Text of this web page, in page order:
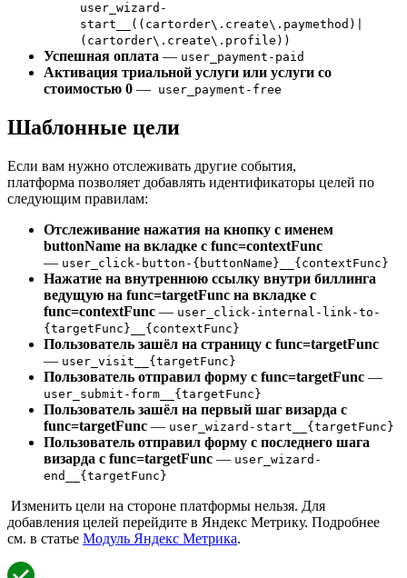
user_wizard-
start__((cartorder\.create\.paymethod)|
(cartorder\.create\.profile))
Успешная оплата — user_payment-paid
Активация триальной услуги или услуги со
стоимостью 0 — user_payment-free
Шаблонные цели
Если вам нужно отслеживать другие события,
платформа позволяет добавлять идентификаторы целей по
следующим правилам:
Отслеживание нажатия на кнопку с именем
buttonName на вкладке с func=contextFunc
— user_click-button-{buttonName}__{contextFunc}
Нажатие на внутреннюю ссылку внутри биллинга
ведущую на func=targetFunc на вкладке с
func=contextFunc — user_click-internal-link-to-
{targetFunc}__{contextFunc}
Пользователь зашёл на страницу с func=targetFunc
— user_visit__{targetFunc}
Пользователь отправил форму с func=targetFunc —
user_submit-form__{targetFunc}
Пользователь зашёл на первый шаг визарда с
func=targetFunc — user_wizard-start__{targetFunc}
Пользователь отправил форму с последнего шага
визарда с func=targetFunc — user_wizard-
end__{targetFunc}
Изменить цели на стороне платформы нельзя. Для
добавления целей перейдите в Яндекс Метрику. Подробнее
см. в статье Модуль Яндекс Метрика.